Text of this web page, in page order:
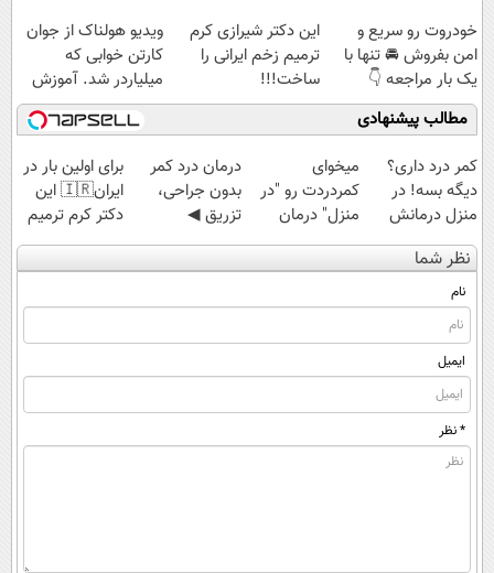
خودروت رو سریع و
امن بفروش 🚘 تنها با
یک بار مراجعه 👇
این دکتر شیرازی کرم
ترمیم زخم ایرانی را
ساخت!!!
ویدیو هولناک از جوان
کارتن خوابی که
میلیاردر شد. آموزش
رایگان
مطالب پیشنهادی
کمر درد داری؟
دیگه بسه! در
منزل درمانش
کن
(◀پرسش‌نامه)
میخوای
کمردردت رو "در
منزل" درمان
کنی؟ (◂فیلم +
◂پرسش‌نامه)
درمان درد کمر
بدون جراحی،
تزریق ◀
پرسش‌نامه رو پر
کن ▶
برای اولین بار در
ایران🇮🇷 این
دکتر کرم ترمیم
کننده 23 روزه
ساخت!
نظر شما
نام
ایمیل
* نظر